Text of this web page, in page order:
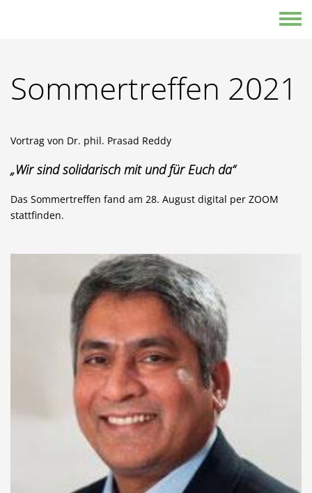
Sommertreffen 2021
Vortrag von Dr. phil. Prasad Reddy
„Wir sind solidarisch mit und für Euch da“
Das Sommertreffen fand am 28. August digital per ZOOM
stattfinden.